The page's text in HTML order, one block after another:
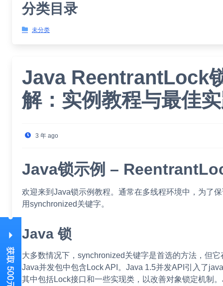
分类目录
未分类
Java ReentrantLock
解：实例教程与最佳
3 年 ago
Java锁示例 –
欢迎来到Java锁示例教程。通常在多线程环境中，为了
用synchronized关键字。
Java 锁
大多数情况下，synchronized关键字是首选的方法，但
Java并发包中包含Lock API。Java 1.5并发API引入了
其中包括Lock接口和一些实现类，以改善对象锁定机制